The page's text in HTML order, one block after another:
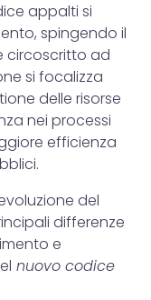
appalti si
spingendo il
circoscritto ad
si focalizza
delle risorse
nei processi
efficienza
del
differenze
e
nuovo codice